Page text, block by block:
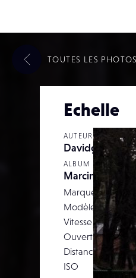
Echelle
AUTEUR
Davidgouthiere
ALBUM
Marcinelle –
Marque
Modèle
Vitesse
Ouverture
Distance focale
ISO
TOUTES LES PHOTOS